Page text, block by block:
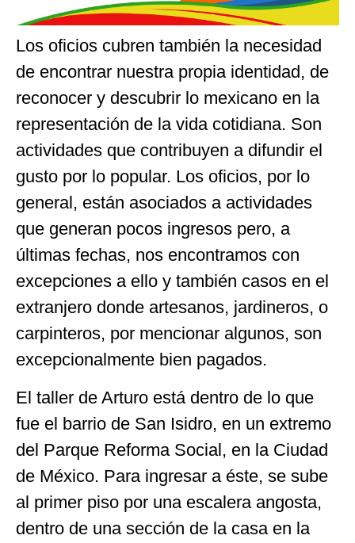
Los oficios cubren también la necesidad
de encontrar nuestra propia identidad, de
reconocer y descubrir lo mexicano en la
representación de la vida cotidiana. Son
actividades que contribuyen a difundir el
gusto por lo popular. Los oficios, por lo
general, están asociados a actividades
que generan pocos ingresos pero, a
últimas fechas, nos encontramos con
excepciones a ello y también casos en el
extranjero donde artesanos, jardineros, o
carpinteros, por mencionar algunos, son
excepcionalmente bien pagados.
El taller de Arturo está dentro de lo que
fue el barrio de San Isidro, en un extremo
del Parque Reforma Social, en la Ciudad
de México. Para ingresar a éste, se sube
al primer piso por una escalera angosta,
dentro de una sección de la casa en la